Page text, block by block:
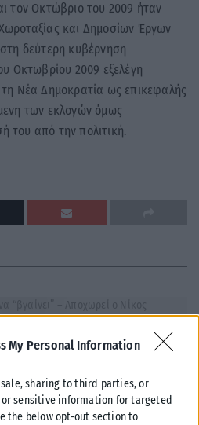
My Personal Information
sharing to third parties, or
sensitive information for targeted
the below opt-out section to
τον Οκτώβριο του 2009 ήταν
και Δημοσίων Έργων
δεύτερη κυβέρνηση
Οκτωβρίου 2009 εξελέγη
τη Νέα Δημοκρατία ως επικεφαλής
των εκλογών όμως
του από την πολιτική.